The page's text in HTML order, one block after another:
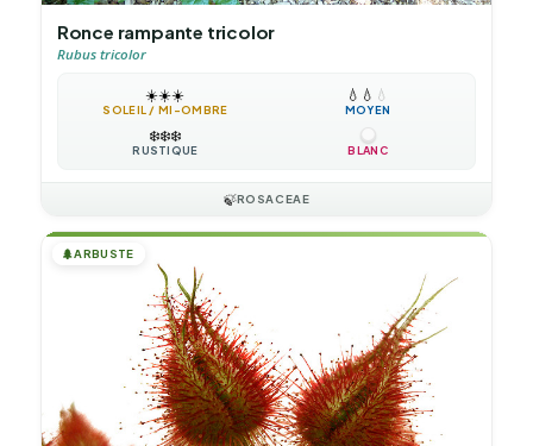
Ronce rampante tricolor
Rubus tricolor
☀️☀️☀️
SOLEIL / MI-OMBRE
💧 💧 💧
MOYEN
❄️❄️❄️
RUSTIQUE BLANC
🍃ROSACEAE
🌲ARBUSTE